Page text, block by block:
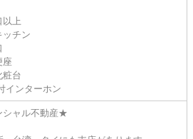
以上
ッチン
座
粧台
インターホン
ャル不動産★